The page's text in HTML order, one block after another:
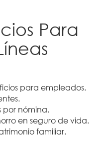
Para
para empleados.
por nómina.
en seguro de vida.
familiar.